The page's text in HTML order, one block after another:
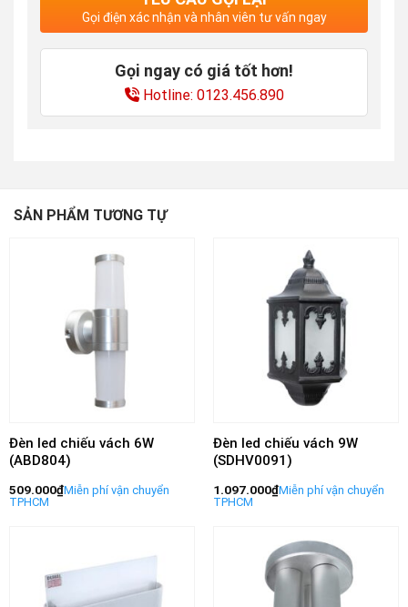
Gọi điện xác nhận và nhân viên tư vấn ngay
Gọi ngay có giá tốt hơn!
Hotline: 0123.456.890
SẢN PHẨM TƯƠNG TỰ
Đèn led chiếu vách 6W
(ABD804)
509.000₫
Đèn led chiếu vách 9W
(SDHV0091)
1.097.000₫